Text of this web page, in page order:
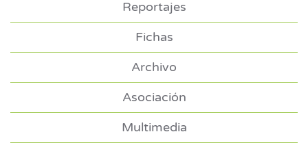
Reportajes
Fichas
Archivo
Asociación
Multimedia